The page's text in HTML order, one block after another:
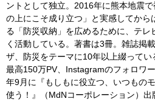
ントとして独立。2016年に熊本地震
の上にこそ成り立つ」と実感してから
る「防災収納」を広めるために、テ
く活動している。著書は3冊。雑誌掲
ザ、防災をテーマに10年以上綴って
最高150万PV、Instagramのフォロワ
年9月に『もしもに役立つ、いつもの
使う！』（MdNコーポレーション）出